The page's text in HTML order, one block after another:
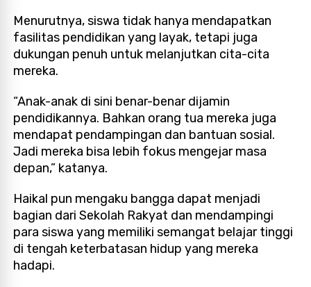
Menurutnya, siswa tidak hanya mendapatkan
fasilitas pendidikan yang layak, tetapi juga
dukungan penuh untuk melanjutkan cita-cita
mereka.
“Anak-anak di sini benar-benar dijamin
pendidikannya. Bahkan orang tua mereka juga
mendapat pendampingan dan bantuan sosial.
Jadi mereka bisa lebih fokus mengejar masa
depan,” katanya.
Haikal pun mengaku bangga dapat menjadi
bagian dari Sekolah Rakyat dan mendampingi
para siswa yang memiliki semangat belajar tinggi
di tengah keterbatasan hidup yang mereka
hadapi.